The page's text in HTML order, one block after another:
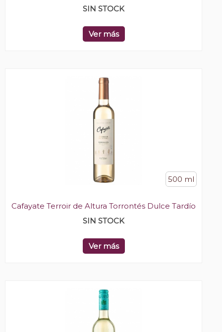
SIN STOCK
Ver más
500 ml
Cafayate Terroir de Altura Torrontés Dulce Tardío
SIN STOCK
Ver más